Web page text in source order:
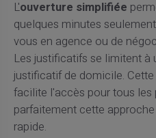
L'ouverture simplifiée
quelques minutes
vous en agence ou de
Les justificatifs se limitent à
justificatif de domicile.
facilite l'accès pour tous les
parfaitement cette
rapide.